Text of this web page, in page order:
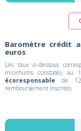
Baromètre crédit
euros
Les taux ci-dessous
minimums constatés au
écoresponsable de
remboursement inscrites.